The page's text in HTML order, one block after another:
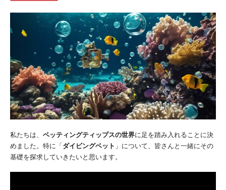
私たちは、 ベッティングティップスの世界に足を踏み入れることに決
めました。特に「ダイビングベット 」について、皆さんと一緒にその
基礎を探求していきたいと思います。